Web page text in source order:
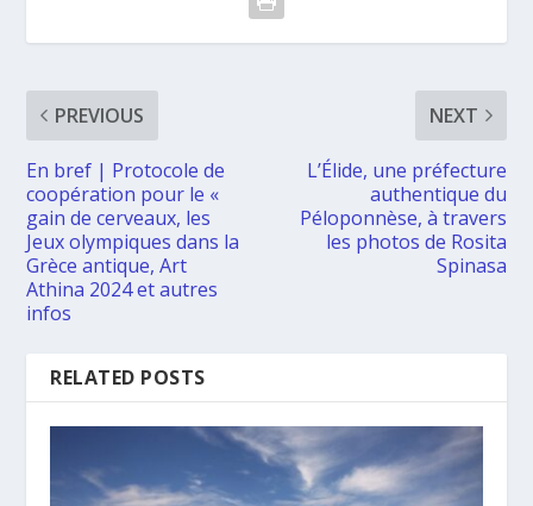
PREVIOUS
En bref | Protocole de
coopération pour le «
gain de cerveaux, les
Jeux olympiques dans la
Grèce antique, Art
Athina 2024 et autres
infos
NEXT
L’Élide, une préfecture
authentique du
Péloponnèse, à travers
les photos de Rosita
Spinasa
RELATED POSTS